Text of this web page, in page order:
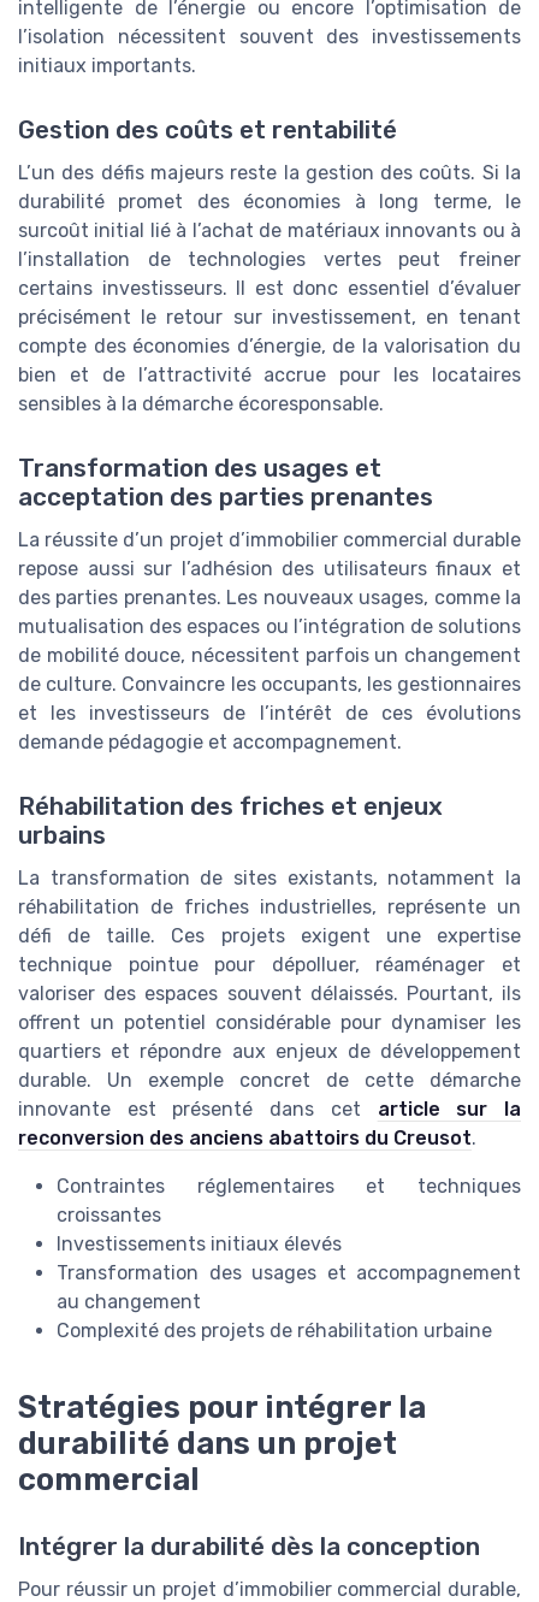
intelligente de l’énergie ou encore l’optimisation de
l’isolation nécessitent souvent des investissements
initiaux importants.
Gestion des coûts et rentabilité
L’un des défis majeurs reste la gestion des coûts. Si la
durabilité promet des économies à long terme, le
surcoût initial lié à l’achat de matériaux innovants ou à
l’installation de technologies vertes peut freiner
certains investisseurs. Il est donc essentiel d’évaluer
précisément le retour sur investissement, en tenant
compte des économies d’énergie, de la valorisation du
bien et de l’attractivité accrue pour les locataires
sensibles à la démarche écoresponsable.
Transformation des usages et
acceptation des parties prenantes
La réussite d’un projet d’immobilier commercial durable
repose aussi sur l’adhésion des utilisateurs finaux et
des parties prenantes. Les nouveaux usages, comme la
mutualisation des espaces ou l’intégration de solutions
de mobilité douce, nécessitent parfois un changement
de culture. Convaincre les occupants, les gestionnaires
et les investisseurs de l’intérêt de ces évolutions
demande pédagogie et accompagnement.
Réhabilitation des friches et enjeux
urbains
La transformation de sites existants, notamment la
réhabilitation de friches industrielles, représente un
défi de taille. Ces projets exigent une expertise
technique pointue pour dépolluer, réaménager et
valoriser des espaces souvent délaissés. Pourtant, ils
offrent un potentiel considérable pour dynamiser les
quartiers et répondre aux enjeux de développement
durable. Un exemple concret de cette démarche
innovante est présenté dans cet article sur la
reconversion des anciens abattoirs du Creusot.
Contraintes réglementaires et techniques
croissantes
Investissements initiaux élevés
Transformation des usages et accompagnement
au changement
Complexité des projets de réhabilitation urbaine
Stratégies pour intégrer la
durabilité dans un projet
commercial
Intégrer la durabilité dès la conception
Pour réussir un projet d’immobilier commercial durable,